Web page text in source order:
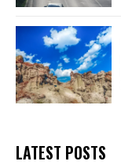
LATEST POSTS